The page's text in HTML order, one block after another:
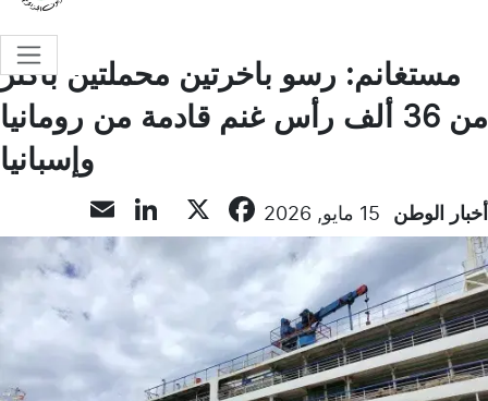
مستغانم: رسو باخرتين محملتين بأكثر
من 36 ألف رأس غنم قادمة من رومانيا
وإسبانيا
أخبار الوطن 15 مايو, 2026 Facebook